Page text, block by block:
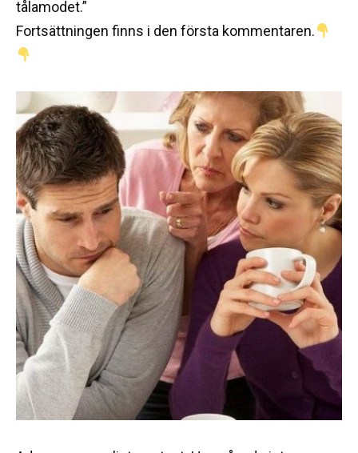
tålamodet.”
Fortsättningen finns i den första kommentaren.